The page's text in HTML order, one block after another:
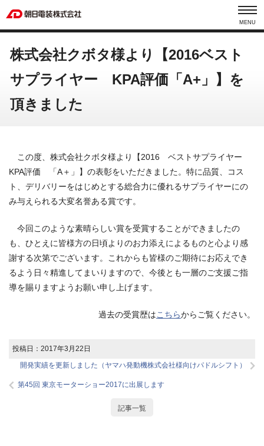
MENU
株式会社クボタ様より【2016ベスト
サプライヤー KPA評価「A+」】を
頂きました
この度、株式会社クボタ様より【2016 ベストサプライヤー
KPA評価 「A＋」】の表彰をいただきました。特に品質、コス
ト、デリバリーをはじめとする総合力に優れるサプライヤーにの
み与えられる大変名誉ある賞です。
今回このような素晴らしい賞を受賞することができましたの
も、ひとえに皆様方の日頃よりのお力添えによるものと心より感
謝する次第でございます。これからも皆様のご期待にお応えでき
るよう日々精進してまいりますので、今後とも一層のご支援ご指
導を賜りますようお願い申し上げます。
過去の受賞歴はこちらからご覧ください。
投稿日：2017年3月22日
開発実績を更新しました（ヤマハ発動機株式会社様向けパドルシフト）
第45回 東京モーターショー2017に出展します
記事一覧